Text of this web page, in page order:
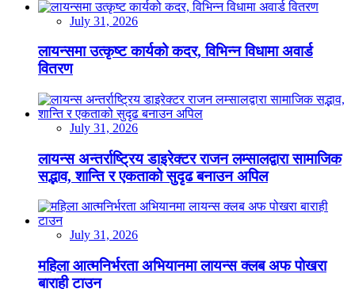
July 31, 2026
लायन्समा उत्कृष्ट कार्यको कदर, विभिन्न विधामा अवार्ड
वितरण
July 31, 2026
लायन्स अन्तर्राष्ट्रिय डाइरेक्टर राजन लम्सालद्वारा सामाजिक
सद्भाव, शान्ति र एकताको सुदृढ बनाउन अपिल
July 31, 2026
महिला आत्मनिर्भरता अभियानमा लायन्स क्लब अफ पोखरा
बाराही टाउन